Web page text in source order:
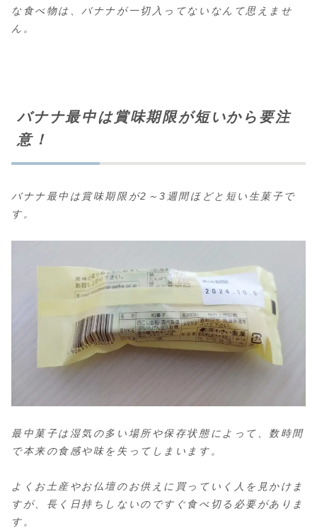
な食べ物は、バナナが一切入ってないなんて思えませ
ん。
バナナ最中は賞味期限が短いから要注
意！
バナナ最中は賞味期限が2～3週間ほどと短い生菓子で
す。
最中菓子は湿気の多い場所や保存状態によって、数時間
で本来の食感や味を失ってしまいます。
よくお土産やお仏壇のお供えに買っていく人を見かけま
すが、長く日持ちしないのですぐ食べ切る必要がありま
す。